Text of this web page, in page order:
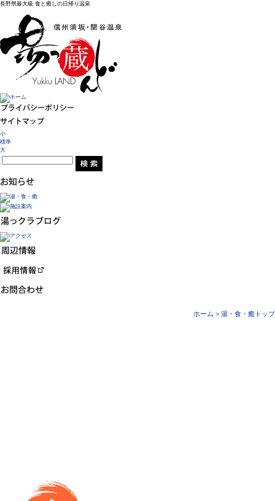
長野県最大級 食と癒しの日帰り温泉
小
標準
大
ホーム > 湯・食・癒トップ